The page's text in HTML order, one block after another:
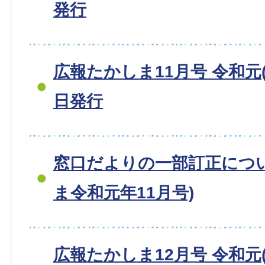
発行
広報たかしま11月号 令和
日発行
窓口だよりの一部訂正につ
ま令和元年11月号)
広報たかしま12月号 令和